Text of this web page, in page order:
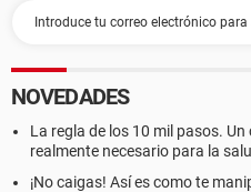
NOVEDADES
La regla de los 10 mil pasos.
realmente necesario para la
¡No caigas! Así es como te